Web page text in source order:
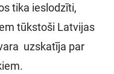
tika ieslodzīti,
tūkstoši Latvijas
uzskatīja par